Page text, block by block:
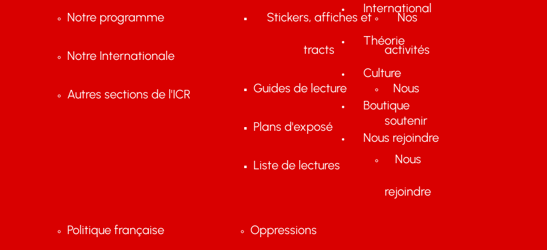
Notre programme
Notre Internationale
Autres sections de l'ICR
Stickers, affiches et
tracts
Guides de lecture
Plans d'exposé
Liste de lectures
Nos
activités
Nous
soutenir
Nous
rejoindre
Politique française Oppressions
International
Théorie
Culture
Boutique
Nous rejoindre